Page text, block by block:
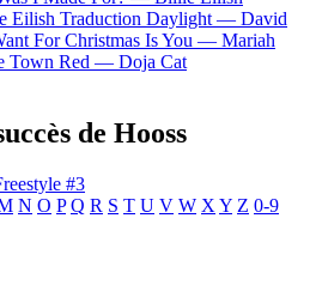
Eilish Traduction Daylight — David
For Christmas Is You — Mariah
Town Red — Doja Cat
de Hooss
#3
N O P Q R S T U V W X Y Z 0-9